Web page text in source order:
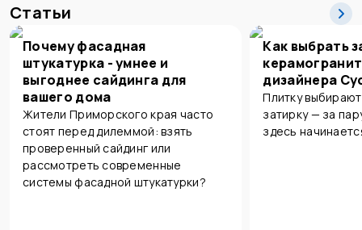
Статьи
Почему фасадная
штукатурка - умнее и
выгоднее сайдинга для
вашего дома
Жители Приморского края часто
стоят перед дилеммой: взять
проверенный сайдинг или
рассмотреть современные
системы фасадной штукатурки?
Как выбрать
дизайнера
Плитку
затирку — за
здесь